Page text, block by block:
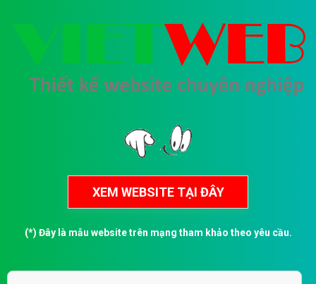
(*) Đây là mẫu website trên mạng tham khảo theo yêu cầu.